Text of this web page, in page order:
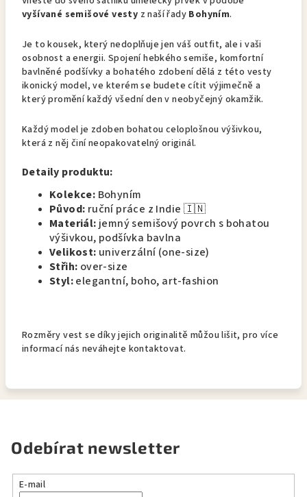
vyšívané semišové vesty z naší řady Bohyním.
Je to kousek, který nedoplňuje jen váš outfit, ale i vaši
osobnost a energii. Spojení hebkého semiše, komfortní
bavlněné podšívky a bohatého zdobení dělá z této vesty
ikonický model, ve kterém se budete cítit výjimečně a
který promění každý všední den v neobyčejný okamžik.
Každý model je zdoben bohatou celoplošnou výšivkou,
která z něj činí neopakovatelný originál.
Detaily produktu:
Kolekce: Bohyním
Původ: ruční práce z Indie 🇮🇳
Materiál: jemný semišový povrch s bohatou
výšivkou, podšívka bavlna
Velikost: univerzální (one-size)
Střih: over-size
Styl:elegantní, boho, art-fashion
Rozměry vest se díky jejich originalitě můžou lišit, pro více
informací nás neváhejte kontaktovat.
Odebírat newsletter
E-mail